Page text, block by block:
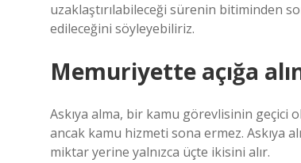
uzaklaştırılabileceği sürenin bitiminden
edileceğini söyleyebiliriz.
Memuriyette açığa
Askıya alma, bir kamu görevlisinin geçici
ancak kamu hizmeti sona ermez. Askıya
miktar yerine yalnızca üçte ikisini alır.